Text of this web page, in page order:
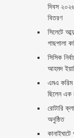
দিবস
বিতরণ ‎ ‎
সিলেটে
গাছপালা
সিসিক
আহমদ
এমএ করিম
ছিলেন এক
রোটারি
অনুষ্ঠিত